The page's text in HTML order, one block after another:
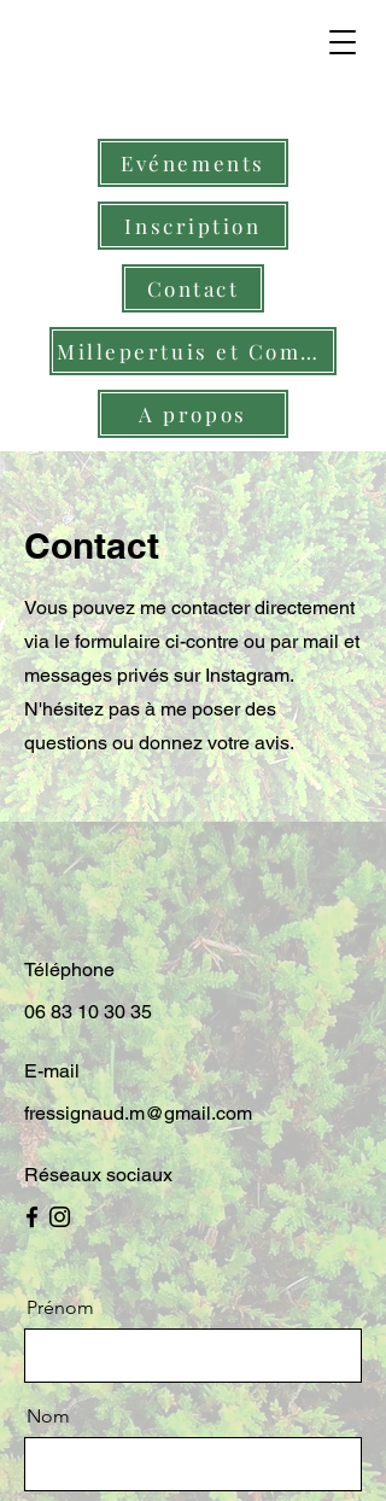
Millepertuis et Compagnie
Evénements
Inscription
Contact
A propos
Contact
Vous pouvez me contacter directement
via le formulaire ci-contre ou par mail et
messages privés sur Instagram.
N'hésitez pas à me poser des
questions ou donnez votre avis.
Téléphone
06 83 10 30 35
E-mail
fressignaud.m@gmail.com
Réseaux sociaux
Prénom
Nom